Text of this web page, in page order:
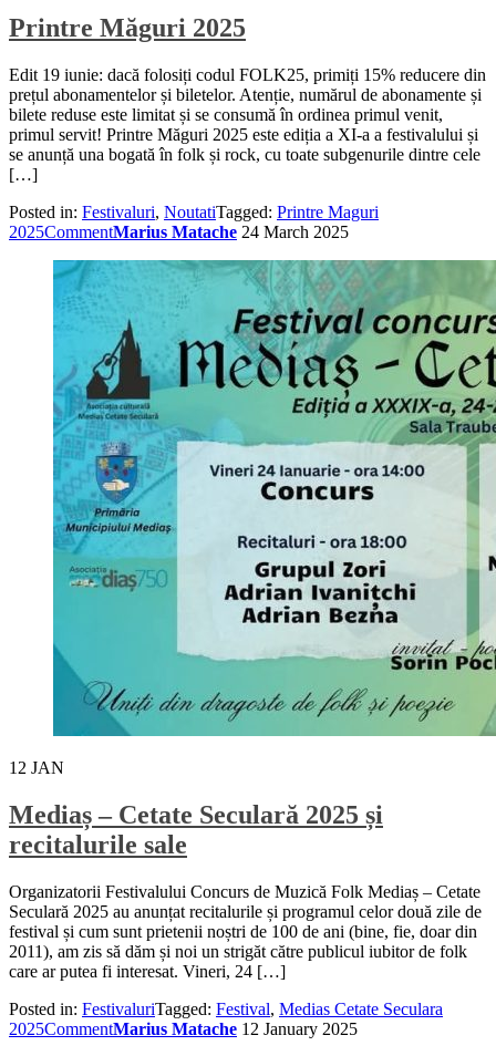
Printre Măguri 2025
Edit 19 iunie: dacă folosiți codul FOLK25, primiți 15% reducere din
prețul abonamentelor și biletelor. Atenție, numărul de abonamente și
bilete reduse este limitat și se consumă în ordinea primul venit,
primul servit! Printre Măguri 2025 este ediția a XI-a a festivalului și
se anunță una bogată în folk și rock, cu toate subgenurile dintre cele
[…]
Posted in: Festivaluri, NoutatiTagged: Printre Maguri
2025CommentMarius Matache 24 March 2025
12 JAN
Mediaș – Cetate Seculară 2025 și
recitalurile sale
Organizatorii Festivalului Concurs de Muzică Folk Mediaș – Cetate
Seculară 2025 au anunțat recitalurile și programul celor două zile de
festival și cum sunt prietenii noștri de 100 de ani (bine, fie, doar din
2011), am zis să dăm și noi un strigăt către publicul iubitor de folk
care ar putea fi interesat. Vineri, 24 […]
Posted in: FestivaluriTagged: Festival, Medias Cetate Seculara
2025CommentMarius Matache 12 January 2025